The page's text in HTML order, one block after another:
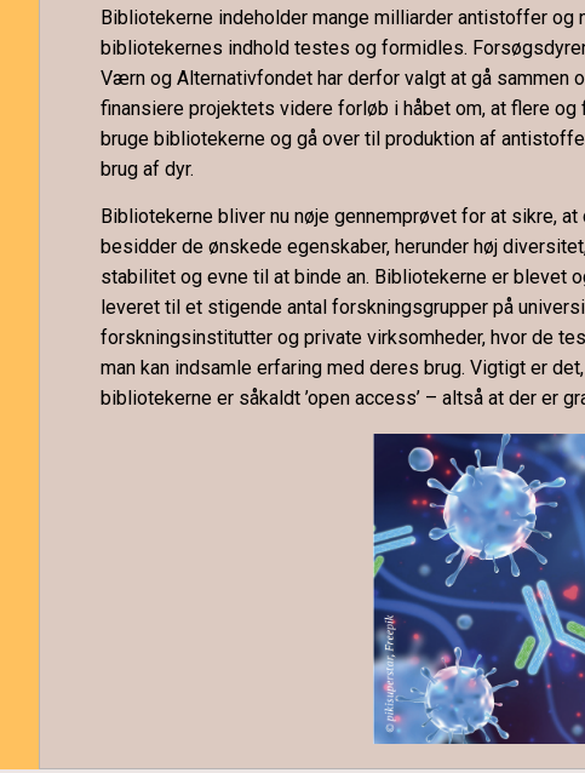
Bibliotekerne indeholder mange milliarder antistoffer og
bibliotekernes indhold testes og formidles.
Værn og Alternativfondet har derfor valgt at gå sammen
finansiere projektets videre forløb i håbet om, at flere og
bruge bibliotekerne og gå over til produktion af
brug af dyr.
Bibliotekerne bliver nu nøje gennemprøvet for at sikre, at
besidder de ønskede egenskaber, herunder høj
stabilitet og evne til at binde an. Bibliotekerne er blevet
leveret til et stigende antal forskningsgrupper på
forskningsinstitutter og private virksomheder, hvor de
man kan indsamle erfaring med deres brug. Vigtigt er
bibliotekerne er såkaldt ’openaccess’ – altså at der er